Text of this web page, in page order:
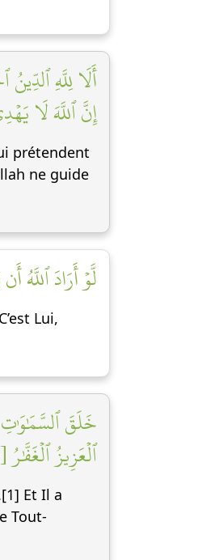
أَلَا لِلَّهِ
إِنَّ ٱللَّهَ لَا
prétendent
ne guide
لَّوۡ أَرَادَ ٱللَّهُ
Lui,
خَلَقَ ٱلسَّمَٰوَٰتِ
ٱلۡعَزِيزُ ٱلۡغَفَّٰرُ [٥]
Et Il a
Tout-